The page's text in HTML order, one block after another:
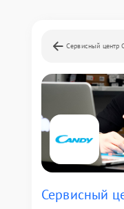
Сервисный центр
Сервисный